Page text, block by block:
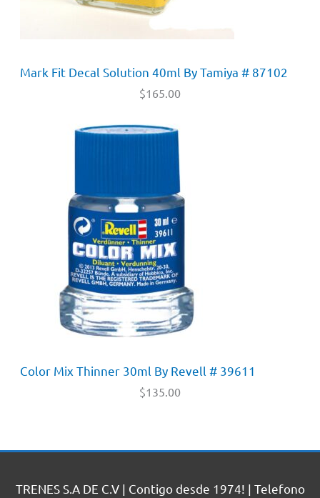
Mark Fit Decal Solution 40ml By Tamiya # 87102
$165.00
Color Mix Thinner 30ml By Revell # 39611
$135.00
TRENES S.A DE C.V | Contigo desde 1974! | Telefono